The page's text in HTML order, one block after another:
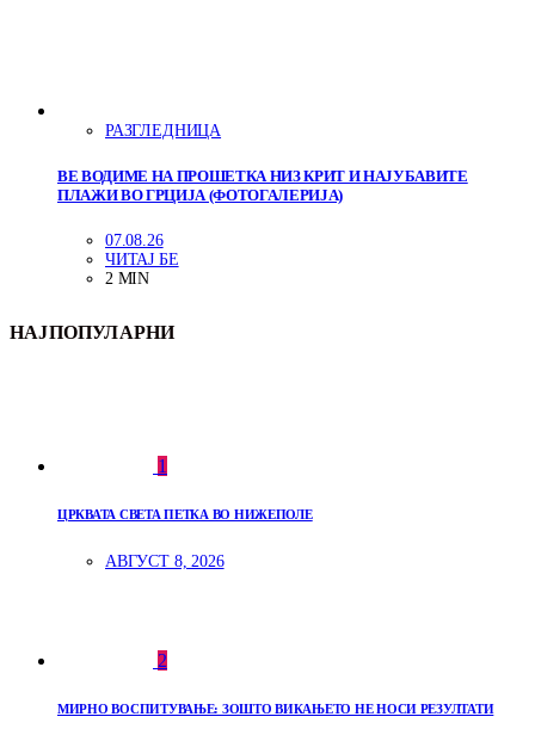
РАЗГЛЕДНИЦА
ВЕ ВОДИМЕ НА ПРОШЕТКА НИЗ КРИТ И НАЈУБАВИТЕ
ПЛАЖИ ВО ГРЦИЈА (ФОТОГАЛЕРИЈА)
07.08.26
ЧИТАЈ БЕ
2 MIN
НАЈПОПУЛАРНИ
1
ЦРКВАТА СВЕТА ПЕТКА ВО НИЖЕПОЛЕ
АВГУСТ 8, 2026
2
МИРНО ВОСПИТУВАЊЕ: ЗОШТО ВИКАЊЕТО НЕ НОСИ РЕЗУЛТАТИ